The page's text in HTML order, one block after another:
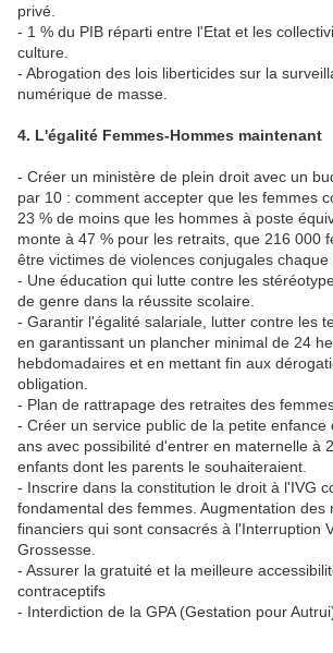
privé.
- 1 % du PIB réparti entre l'Etat et les
culture.
- Abrogation des lois liberticides sur la
numérique de masse.
4. L'égalité Femmes-Hommes maintenant
- Créer un ministère de plein droit avec un
par 10 : comment accepter que les femmes
23 % de moins que les hommes à poste
monte à 47 % pour les retraits, que 216 000
être victimes de violences conjugales
- Une éducation qui lutte contre les
de genre dans la réussite scolaire.
- Garantir l'égalité salariale, lutter contre les
en garantissant un plancher minimal de 24
hebdomadaires et en mettant fin aux
obligation.
- Plan de rattrapage des retraites des
- Créer un service public de la petite enfance
ans avec possibilité d'entrer en maternelle à
enfants dont les parents le souhaiteraient.
- Inscrire dans la constitution le droit à l'IVG
fondamental des femmes. Augmentation des
financiers qui sont consacrés à l'Interruption
Grossesse.
- Assurer la gratuité et la meilleure
contraceptifs
- Interdiction de la GPA (Gestation pour